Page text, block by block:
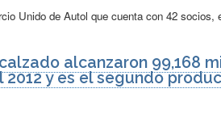
Unido de Autol que cuenta con 42 socios,
alcanzaron 99,168
y es el segundo